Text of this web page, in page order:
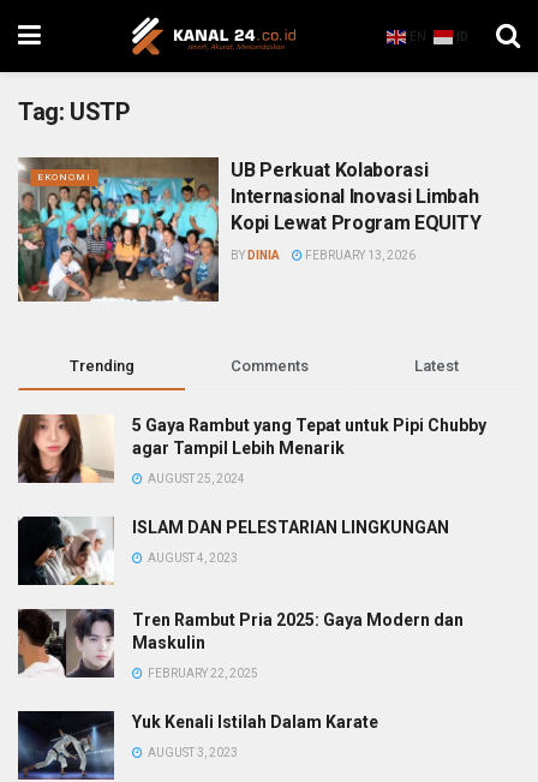
EN ID
Tag: USTP
EKONOMI
UB Perkuat Kolaborasi
Internasional Inovasi Limbah
Kopi Lewat Program EQUITY
BY DINIA FEBRUARY 13, 2026
Trending Comments Latest
5 Gaya Rambut yang Tepat untuk Pipi Chubby
agar Tampil Lebih Menarik
AUGUST 25, 2024
ISLAM DAN PELESTARIAN LINGKUNGAN
AUGUST 4, 2023
Tren Rambut Pria 2025: Gaya Modern dan
Maskulin
FEBRUARY 22, 2025
Yuk Kenali Istilah Dalam Karate
AUGUST 3, 2023